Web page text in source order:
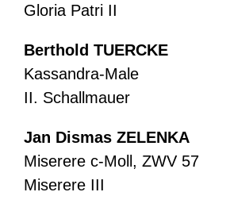
Gloria Patri II
Berthold TUERCKE
Kassandra-Male
II. Schallmauer
Jan Dismas ZELENKA
Miserere c-Moll, ZWV 57
Miserere III